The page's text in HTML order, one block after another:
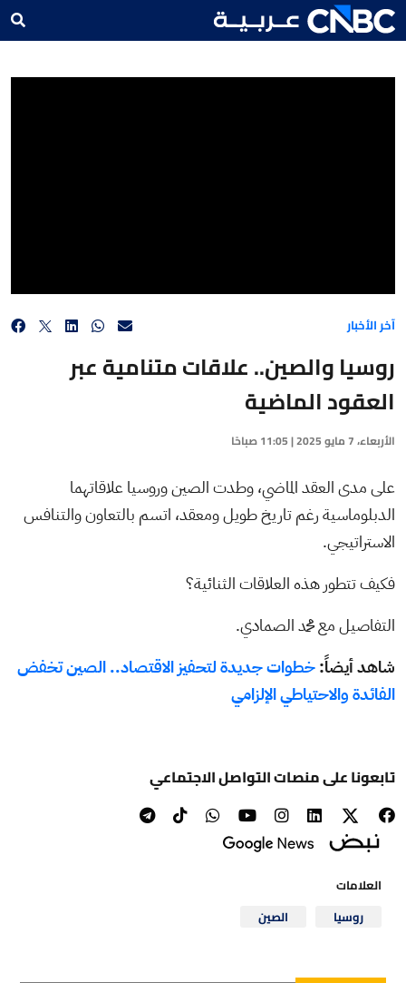
آخر الأخبار
روسيا والصين.. علاقات متنامية عبر
العقود الماضية
الأربعاء، 7 مايو 2025 | 11:05 صباحًا
على مدى العقد الماضي، وطدت الصين وروسيا علاقاتهما
الدبلوماسية رغم تاريخ طويل ومعقد، اتسم بالتعاون والتنافس
الاستراتيجي.
فكيف تتطور هذه العلاقات الثنائية؟
التفاصيل مع محمد الصمادي.
شاهد أيضاً:خطوات جديدة لتحفيز الاقتصاد.. الصين تخفض
الفائدة والاحتياطي الإلزامي
تابعونا على منصات التواصل الاجتماعي
العلامات
روسيا
الصين